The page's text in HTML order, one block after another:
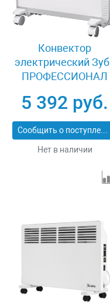
Конвектор
электрический
ПРОФЕССИОНАЛ
5 392 руб.
Сообщить о поступлении
Нет в наличии